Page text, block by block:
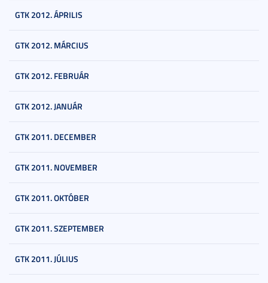
GTK 2012. ÁPRILIS
GTK 2012. MÁRCIUS
GTK 2012. FEBRUÁR
GTK 2012. JANUÁR
GTK 2011. DECEMBER
GTK 2011. NOVEMBER
GTK 2011. OKTÓBER
GTK 2011. SZEPTEMBER
GTK 2011. JÚLIUS